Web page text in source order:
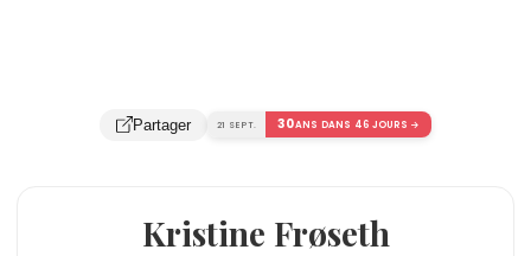
Partager 21 SEPT. 30ANS DANS 46 JOURS →
Kristine Frøseth